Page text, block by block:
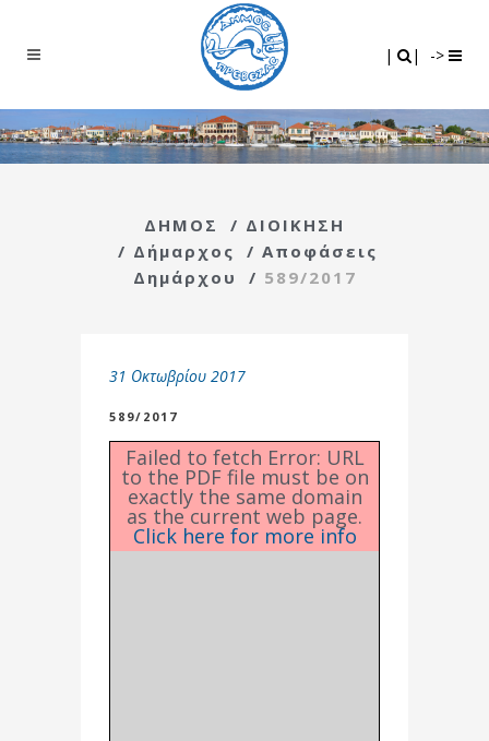
| | ->
ΔΗΜΟΣ / ΔΙΟΙΚΗΣΗ
/ Δήμαρχος / Αποφάσεις
Δημάρχου
/ 589/2017
31 Οκτωβρίου 2017
589/2017
Failed to fetch Error: URL
to the PDF file must be on
exactly the same domain
as the current web page.
Click here for more info